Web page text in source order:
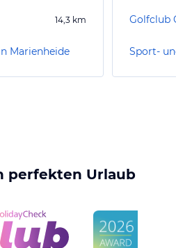
14,3 km
Marienheide
perfekten Urlaub